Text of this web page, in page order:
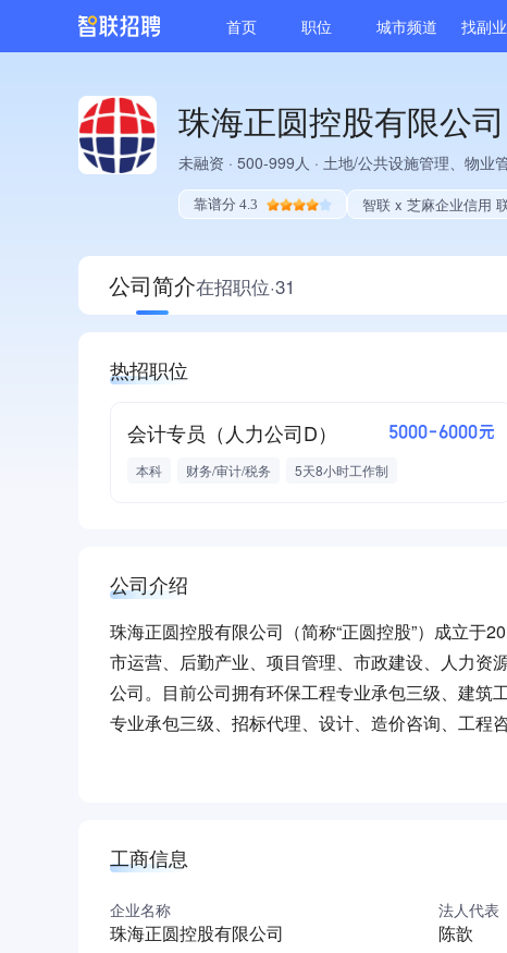
首页 职位 城市频道 找副业
珠海正圆控股有限公司
未融资 · 500-999人 · 土地/公共设施管理、物业
靠谱分 4.3 智联 x 芝麻企业信用
公司简介在招职位·31
热招职位
会计专员（人力公司D） 5000-6000元
本科 财务/审计/税务 5天8小时工作制
公司介绍
珠海正圆控股有限公司（简称“正圆控股”）成立于
市运营、后勤产业、项目管理、市政建设、人力资
公司。目前公司拥有环保工程专业承包三级、建筑
专业承包三级、招标代理、设计、造价咨询、工程
蓝图绘就，扬帆启航。正圆控股始终围绕区委、区
积极响应污染防治攻坚战号召，先后承担香洲区
涌（含黑臭水体）管养提升项目”荣获“建华建材杯
行榜第五名。承建的广昌水闸改扩建工程被评为
被评为全国首批生活垃圾分类示范教育基地。公司
境管理体系、ISO045001职业健康安全管理体系认
工商信息
企业名称
珠海正圆控股有限公司
法人代表
陈歆